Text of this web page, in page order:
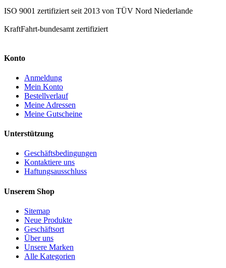
ISO 9001 zertifiziert seit 2013 von TÜV Nord Niederlande
KraftFahrt-bundesamt zertifiziert
Konto
Anmeldung
Mein Konto
Bestellverlauf
Meine Adressen
Meine Gutscheine
Unterstützung
Geschäftsbedingungen
Kontaktiere uns
Haftungsausschluss
Unserem Shop
Sitemap
Neue Produkte
Geschäftsort
Über uns
Unsere Marken
Alle Kategorien